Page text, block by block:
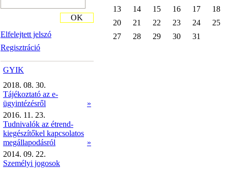
Elfelejtett jelszó
Regisztráció
OK
GYIK
2018. 08. 30.
Tájékoztató az e-
ügyintézésről
»
2016. 11. 23.
Tudnivalók az étrend-
kiegészítőkel kapcsolatos
megállapodásról
»
2014. 09. 22.
Személyi jogosok
13
14 15 16 17
18
20
21 22 23 24
25
27
28 29 30 31